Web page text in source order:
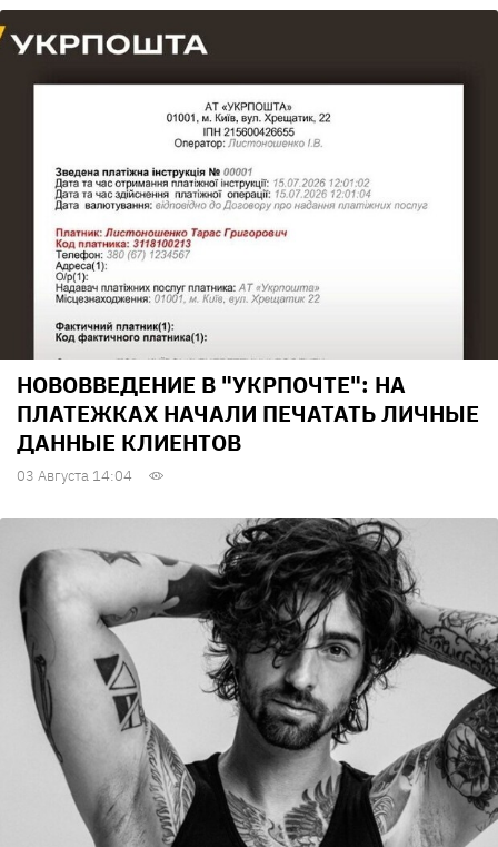
НОВОВВЕДЕНИЕ В "УКРПОЧТЕ": НА
ПЛАТЕЖКАХ НАЧАЛИ ПЕЧАТАТЬ ЛИЧНЫЕ
ДАННЫЕ КЛИЕНТОВ
03 Августа 14:04